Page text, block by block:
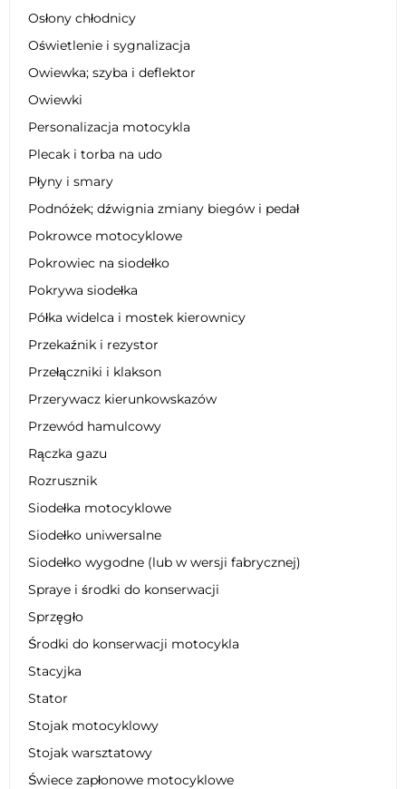
Osłony chłodnicy
Oświetlenie i sygnalizacja
Owiewka; szyba i deflektor
Owiewki
Personalizacja motocykla
Plecak i torba na udo
Płyny i smary
Podnóżek; dźwignia zmiany biegów i pedał
Pokrowce motocyklowe
Pokrowiec na siodełko
Pokrywa siodełka
Półka widelca i mostek kierownicy
Przekaźnik i rezystor
Przełączniki i klakson
Przerywacz kierunkowskazów
Przewód hamulcowy
Rączka gazu
Rozrusznik
Siodełka motocyklowe
Siodełko uniwersalne
Siodełko wygodne (lub w wersji fabrycznej)
Spraye i środki do konserwacji
Sprzęgło
Środki do konserwacji motocykla
Stacyjka
Stator
Stojak motocyklowy
Stojak warsztatowy
Świece zapłonowe motocyklowe